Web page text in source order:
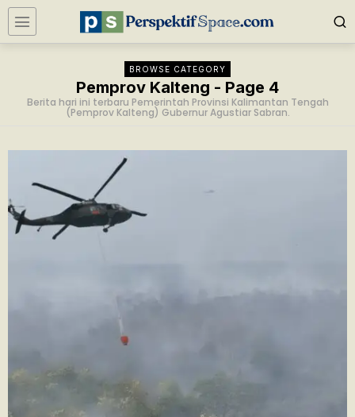
BROWSE CATEGORY
Pemprov Kalteng - Page 4
Berita hari ini terbaru Pemerintah Provinsi Kalimantan Tengah
(Pemprov Kalteng) Gubernur Agustiar Sabran.